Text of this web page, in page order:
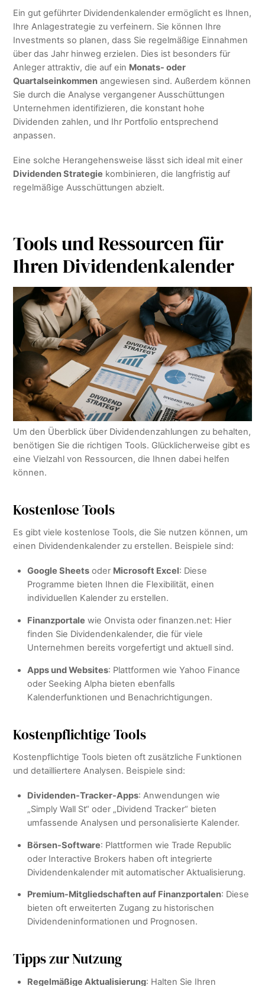
Ein gut geführter Dividendenkalender ermöglicht es Ihnen,
Ihre Anlagestrategie zu verfeinern. Sie können Ihre
Investments so planen, dass Sie regelmäßige Einnahmen
über das Jahr hinweg erzielen. Dies ist besonders für
Anleger attraktiv, die auf ein Monats- oder
Quartalseinkommen angewiesen sind. Außerdem können
Sie durch die Analyse vergangener Ausschüttungen
Unternehmen identifizieren, die konstant hohe
Dividenden zahlen, und Ihr Portfolio entsprechend
anpassen.
Eine solche Herangehensweise lässt sich ideal mit einer
Dividenden Strategie kombinieren, die langfristig auf
regelmäßige Ausschüttungen abzielt.
Tools und Ressourcen für
Ihren Dividendenkalender
Um den Überblick über Dividendenzahlungen zu behalten,
benötigen Sie die richtigen Tools. Glücklicherweise gibt es
eine Vielzahl von Ressourcen, die Ihnen dabei helfen
können.
Kostenlose Tools
Es gibt viele kostenlose Tools, die Sie nutzen können, um
einen Dividendenkalender zu erstellen. Beispiele sind:
Google Sheetsoder Microsoft Excel: Diese
Programme bieten Ihnen die Flexibilität, einen
individuellen Kalender zu erstellen.
Finanzportale wie Onvista oder finanzen.net: Hier
finden Sie Dividendenkalender, die für viele
Unternehmen bereits vorgefertigt und aktuell sind.
Apps und Websites: Plattformen wie Yahoo Finance
oder Seeking Alpha bieten ebenfalls
Kalenderfunktionen und Benachrichtigungen.
Kostenpflichtige Tools
Kostenpflichtige Tools bieten oft zusätzliche Funktionen
und detailliertere Analysen. Beispiele sind:
Dividenden-Tracker-Apps: Anwendungen wie
„Simply Wall St“ oder „Dividend Tracker“ bieten
umfassende Analysen und personalisierte Kalender.
Börsen-Software: Plattformen wie Trade Republic
oder Interactive Brokers haben oft integrierte
Dividendenkalender mit automatischer Aktualisierung.
Premium-Mitgliedschaften auf Finanzportalen: Diese
bieten oft erweiterten Zugang zu historischen
Dividendeninformationen und Prognosen.
Tipps zur Nutzung
Regelmäßige Aktualisierung: Halten Sie Ihren